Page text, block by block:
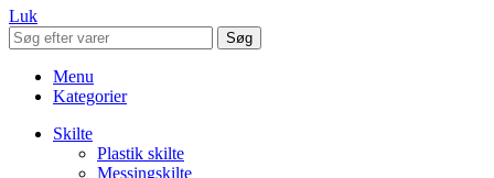
Luk
Søg
Menu
Kategorier
Skilte
Plastik skilte
Messingskilte